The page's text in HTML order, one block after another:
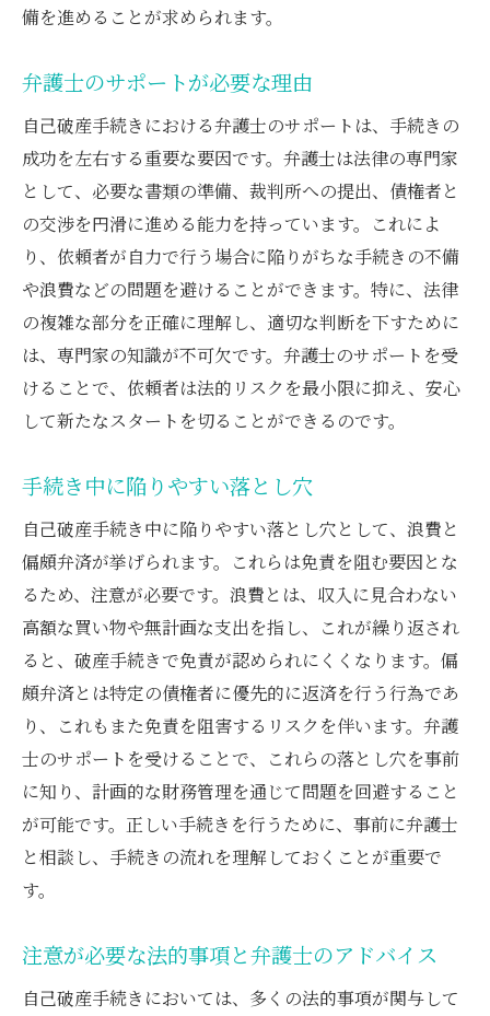
備を進めることが求められます。
弁護士のサポートが必要な理由
自己破産手続きにおける弁護士のサポートは、手続きの
成功を左右する重要な要因です。弁護士は法律の専門家
として、必要な書類の準備、裁判所への提出、債権者と
の交渉を円滑に進める能力を持っています。これによ
り、依頼者が自力で行う場合に陥りがちな手続きの不備
や浪費などの問題を避けることができます。特に、法律
の複雑な部分を正確に理解し、適切な判断を下すために
は、専門家の知識が不可欠です。弁護士のサポートを受
けることで、依頼者は法的リスクを最小限に抑え、安心
して新たなスタートを切ることができるのです。
手続き中に陥りやすい落とし穴
自己破産手続き中に陥りやすい落とし穴として、浪費と
偏頗弁済が挙げられます。これらは免責を阻む要因とな
るため、注意が必要です。浪費とは、収入に見合わない
高額な買い物や無計画な支出を指し、これが繰り返され
ると、破産手続きで免責が認められにくくなります。偏
頗弁済とは特定の債権者に優先的に返済を行う行為であ
り、これもまた免責を阻害するリスクを伴います。弁護
士のサポートを受けることで、これらの落とし穴を事前
に知り、計画的な財務管理を通じて問題を回避すること
が可能です。正しい手続きを行うために、事前に弁護士
と相談し、手続きの流れを理解しておくことが重要で
す。
注意が必要な法的事項と弁護士のアドバイス
自己破産手続きにおいては、多くの法的事項が関与して